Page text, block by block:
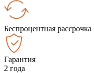
Беспроцентная рассрочка
Гарантия
2 года